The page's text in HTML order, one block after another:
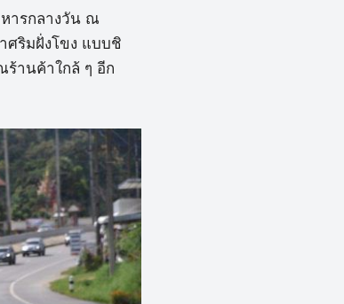
ารกลางวัน ณ
ศริมฝั่งโขง แบบชิ
านค้าใกล้ ๆ อีก